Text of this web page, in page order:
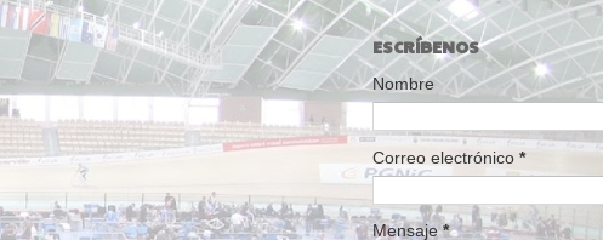
ESCRÍBENOS
Nombre
Correo electrónico *
Mensaje*